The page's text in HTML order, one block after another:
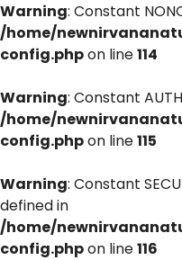
Warning: Constant
/home/
config.phpon line114
Warning: Constant
/home/
config.phpon line115
Warning: Constant
defined in
/home/
config.phpon line116